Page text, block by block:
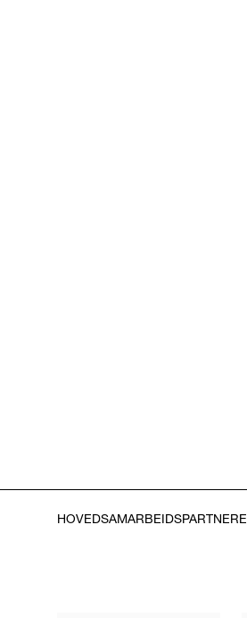
HOVEDSAMARBEIDSPARTNERE